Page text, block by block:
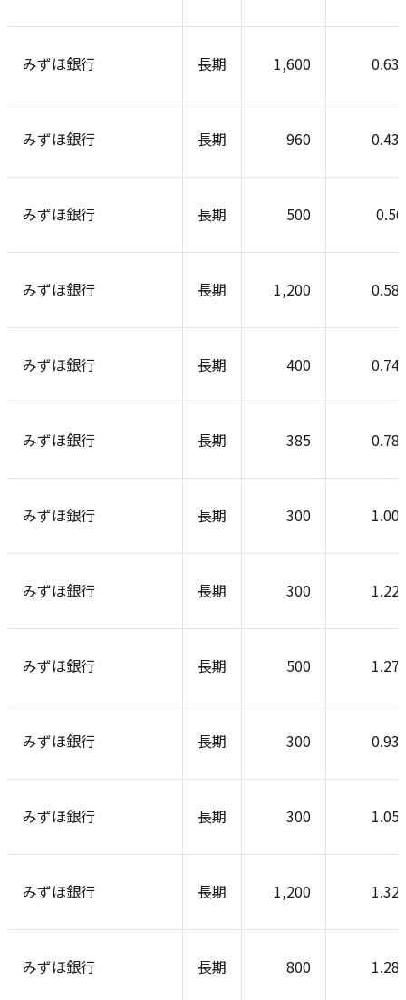
みずほ銀行 長期 1,600
みずほ銀行 長期 960
みずほ銀行 長期 500
みずほ銀行 長期 1,200
みずほ銀行 長期 400
みずほ銀行 長期 385
みずほ銀行 長期 300
みずほ銀行 長期 300
みずほ銀行 長期 500
みずほ銀行 長期 300
みずほ銀行 長期 300
みずほ銀行 長期 1,200
みずほ銀行 長期 800